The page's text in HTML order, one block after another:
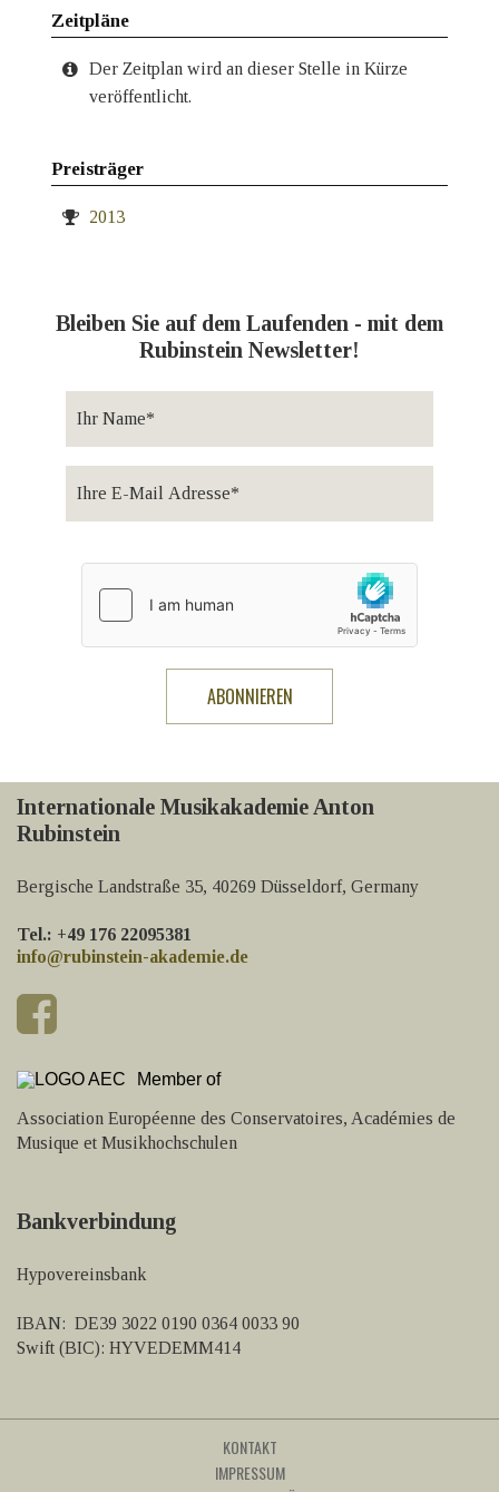
Zeitpläne
Der Zeitplan wird an dieser Stelle in Kürze
veröffentlicht.
Preisträger
2013
Bleiben Sie auf dem Laufenden - mit dem
Rubinstein Newsletter!
Internationale Musikakademie Anton
Rubinstein
Bergische Landstraße 35, 40269 Düsseldorf, Germany
Tel.: +49 176 22095381
info@rubinstein-akademie.de
Member of
Association Européenne des Conservatoires, Académies de
Musique et Musikhochschulen
Bankverbindung
Hypovereinsbank
IBAN: DE39 3022 0190 0364 0033 90
Swift (BIC): HYVEDEMM414
KONTAKT
IMPRESSUM